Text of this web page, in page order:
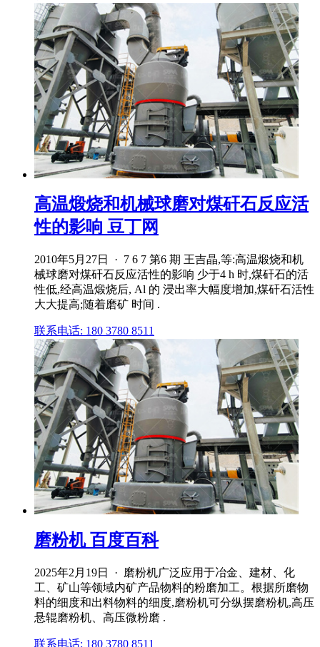
高温煅烧和机械球磨对煤矸石反应活
性的影响 豆丁网
2010年5月27日 · 7 6 7 第6 期 王吉晶,等:高温煅烧和机
械球磨对煤矸石反应活性的影响 少于4 h 时,煤矸石的活
性低,经高温煅烧后, Al 的 浸出率大幅度增加,煤矸石活性
大大提高;随着磨矿 时间 .
联系电话: 180 3780 8511
磨粉机 百度百科
2025年2月19日 · 磨粉机广泛应用于冶金、建材、化
工、矿山等领域内矿产品物料的粉磨加工。根据所磨物
料的细度和出料物料的细度,磨粉机可分纵摆磨粉机,高压
悬辊磨粉机、高压微粉磨 .
联系电话: 180 3780 8511